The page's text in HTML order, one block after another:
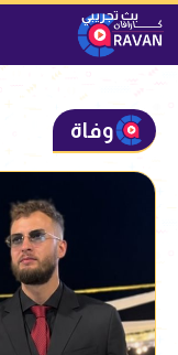
وفاة